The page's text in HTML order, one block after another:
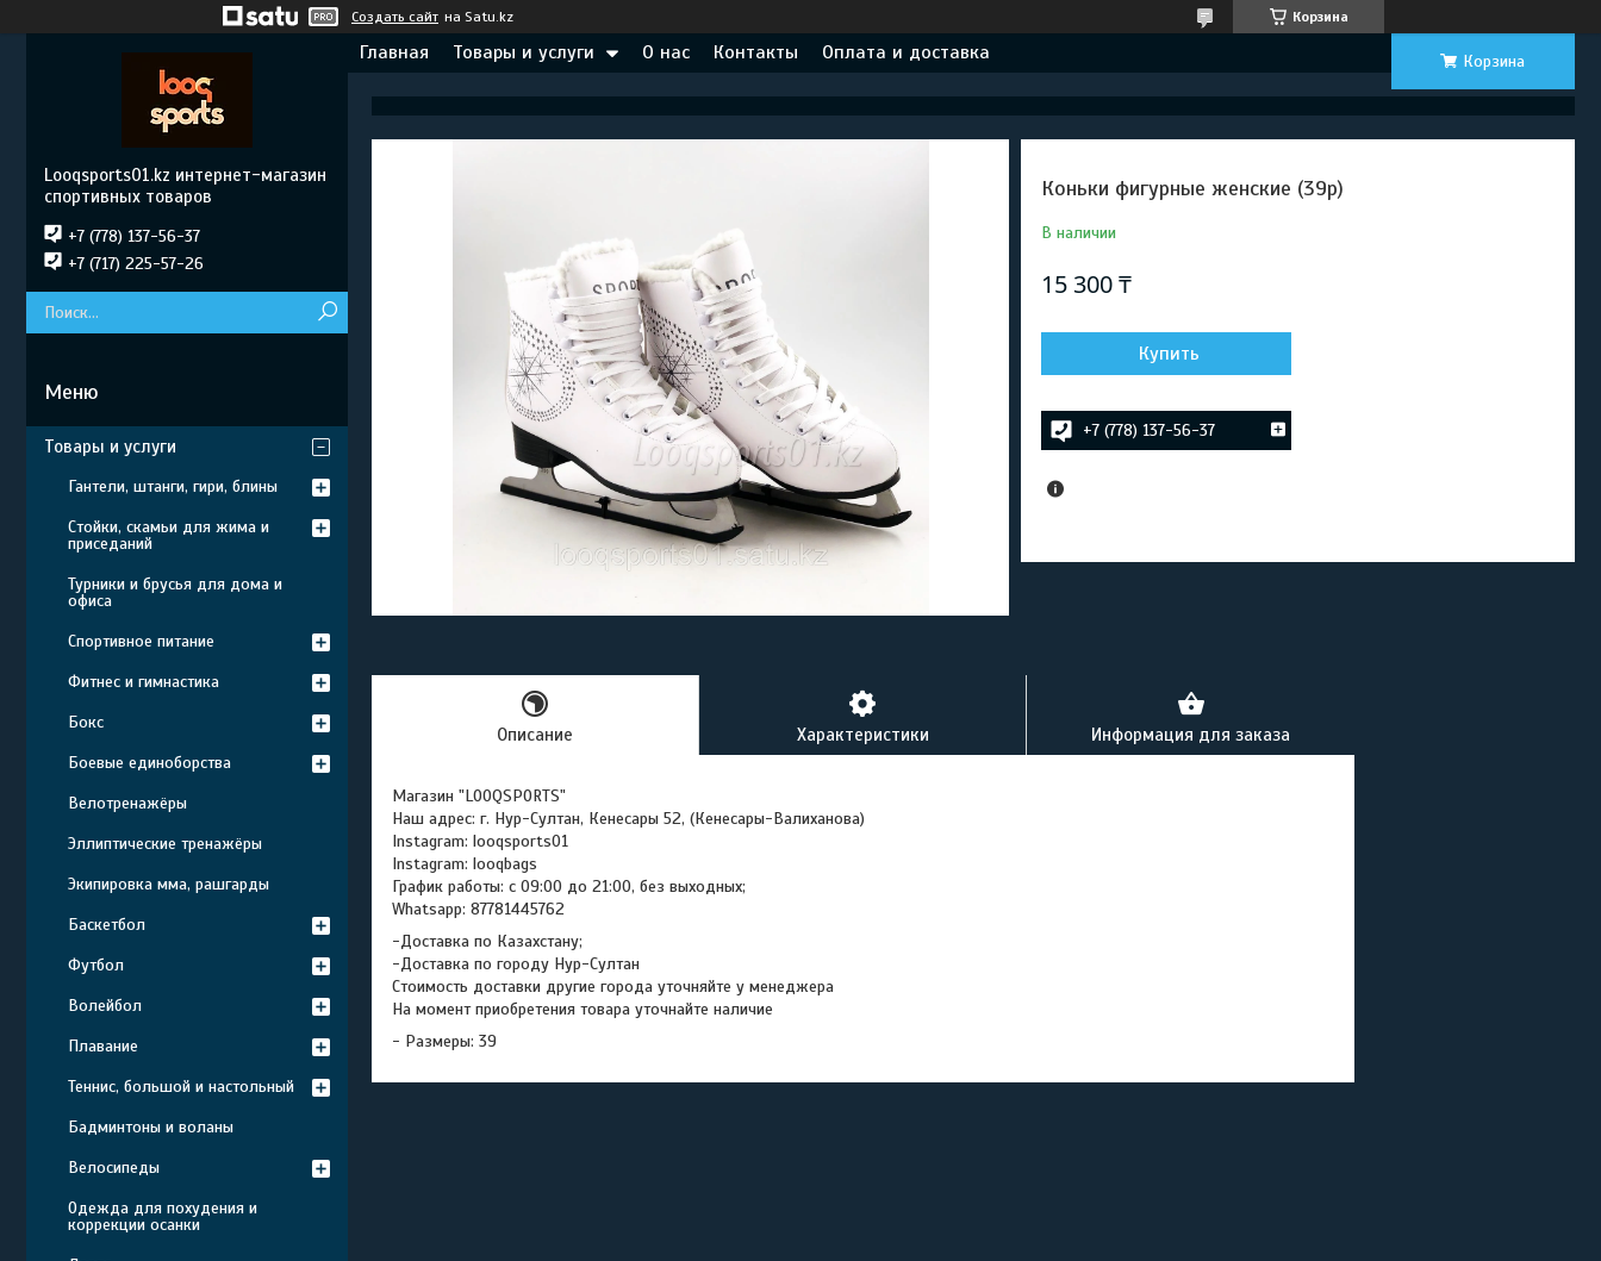
Создать сайт на Satu.kz Корзина
Главная Товары и услуги О нас Контакты Оплата и доставка Корзина
Коньки фигурные женские (39р)
В наличии
15 300 ₸
Купить
+7 (778) 137-56-37
Описание Характеристики Информация для заказа
Магазин "LOOQSPORTS"
Наш адрес: г. Нур-Султан, Кенесары 52, (Кенесары-Валиханова)
Instagram: looqsports01
Instagram: looqbags
График работы: с 09:00 до 21:00, без выходных;
Whatsapp: 87781445762
-Доставка по Казахстану;
-Доставка по городу Нур-Султан
Стоимость доставки другие города уточняйте у менеджера
На момент приобретения товара уточнайте наличие
- Размеры: 39
Looqsports01.kz интернет-магазин
спортивных товаров
+7 (778) 137-56-37
+7 (717) 225-57-26
Товары и услуги
Гантели, штанги, гири, блины
Стойки, скамьи для жима и
приседаний
Турники и брусья для дома и
офиса
Спортивное питание
Фитнес и гимнастика
Бокс
Боевые единоборства
Велотренажёры
Эллиптические тренажёры
Экипировка мма, рашгарды
Баскетбол
Футбол
Волейбол
Плавание
Теннис, большой и настольный
Бадминтоны и воланы
Велосипеды
Одежда для похудения и
коррекции осанки